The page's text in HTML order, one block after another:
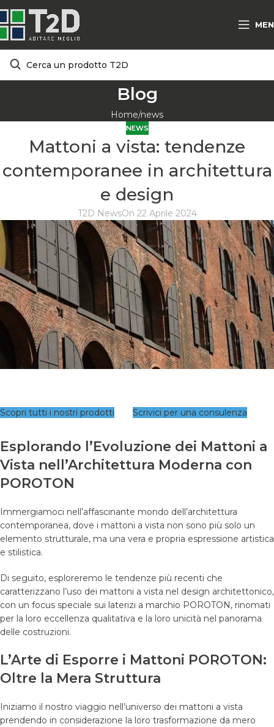
Blog
Home news
NEWS
Mattoni a vista: tendenze
contemporanee in architettura
e design
T2D NewsOn 22 Aprile 2024
Scopri tutti i nostri prodotti Scrivici per una consulenza
Esplorando l’Evoluzione dei Mattoni a
Vista nell’Architettura Moderna con
POROTON
Immergiamoci nell’affascinante mondo dell’architettura
contemporanea, dove i mattoni a vista non sono più solo un
elemento strutturale, ma una vera e propria espressione artistica
e stilistica.
Di seguito, esploreremo le tendenze più recenti che
caratterizzano l’uso dei mattoni a vista nel design architettonico,
con un focus speciale sui laterizi a marchio POROTON, rinomati
per la loro eccellenza qualitativa e la loro unicità nel panorama
delle costruzioni.
L’Arte di Esporre i Mattoni POROTON:
Oltre la Mera Struttura
Iniziamo il nostro viaggio nell’universo dei mattoni a vista
prendendo in considerazione la loro trasformazione da mero